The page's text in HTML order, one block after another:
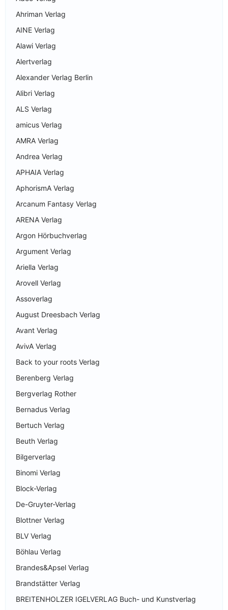
Ahriman Verlag
AINE Verlag
Alawi Verlag
Alertverlag
Alexander Verlag Berlin
Alibri Verlag
ALS Verlag
amicus Verlag
AMRA Verlag
Andrea Verlag
APHAIA Verlag
AphorismA Verlag
Arcanum Fantasy Verlag
ARENA Verlag
Argon Hörbuchverlag
Argument Verlag
Ariella Verlag
Arovell Verlag
Assoverlag
August Dreesbach Verlag
Avant Verlag
AvivA Verlag
Back to your roots Verlag
Berenberg Verlag
Bergverlag Rother
Bernadus Verlag
Bertuch Verlag
Beuth Verlag
Bilgerverlag
Binomi Verlag
Block-Verlag
De-Gruyter-Verlag
Blottner Verlag
BLV Verlag
Böhlau Verlag
Brandes&Apsel Verlag
Brandstätter Verlag
BREITENHOLZER IGELVERLAG Buch- und Kunstverlag